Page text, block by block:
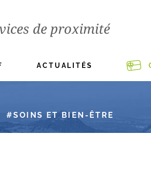
de proximité
ACTUALITÉS
SOINS ET BIEN-ÊTRE